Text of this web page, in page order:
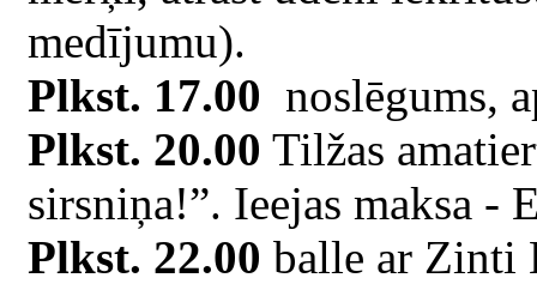
medījumu).
Plkst. 17.00 noslēgums,
Plkst. 20.00 Tilžas
sirsniņa!”. Ieejas maksa -
Plkst. 22.00 balle ar Zinti